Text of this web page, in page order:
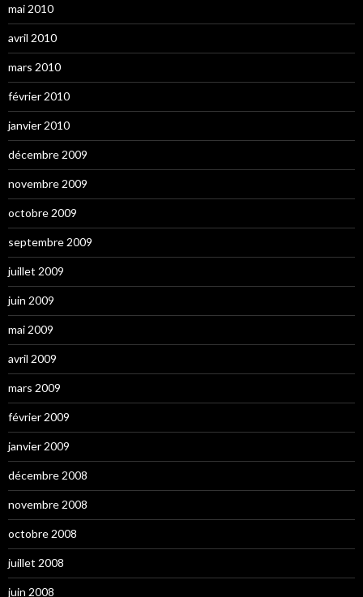
mai 2010
avril 2010
mars 2010
février 2010
janvier 2010
décembre 2009
novembre 2009
octobre 2009
septembre 2009
juillet 2009
juin 2009
mai 2009
avril 2009
mars 2009
février 2009
janvier 2009
décembre 2008
novembre 2008
octobre 2008
juillet 2008
juin 2008